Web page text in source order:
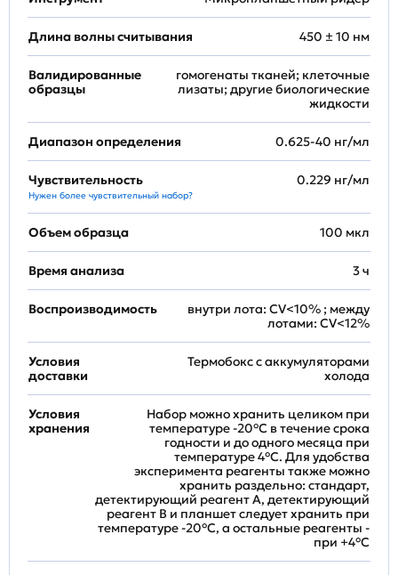
Длина волны считывания 450 ± 10 нм
Валидированные
образцы
гомогенаты тканей; клеточные
лизаты; другие биологические
жидкости
Диапазон определения 0.625-40 нг/мл
Чувствительность
Нужен более чувствительный набор?
0.229 нг/мл
Объем образца 100 мкл
Время анализа 3 ч
Воспроизводимость
внутри лота: CV<10% ; между
лотами: CV<12%
Условия
доставки
Термобокс с аккумуляторами
холода
Условия
хранения
Набор можно хранить целиком при
температуре -20°C в течение срока
годности и до одного месяца при
температуре 4°C. Для удобства
эксперимента реагенты также можно
хранить раздельно: стандарт,
детектирующий реагент A, детектирующий
реагент B и планшет следует хранить при
температуре -20°C, а остальные реагенты -
при +4°С